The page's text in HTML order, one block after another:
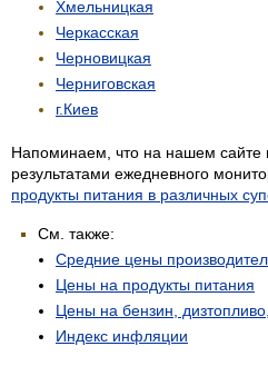
Хмельницкая
Черкасская
Черновицкая
Черниговская
г.Киев
Напоминаем, что на нашем сайте
результатами ежедневного
продукты питания в различных
См. также:
Средние цены
Цены на продукты питания
Цены на бензин,
Индекс инфляции